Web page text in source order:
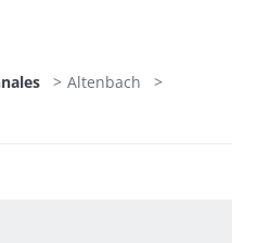
Altenbach